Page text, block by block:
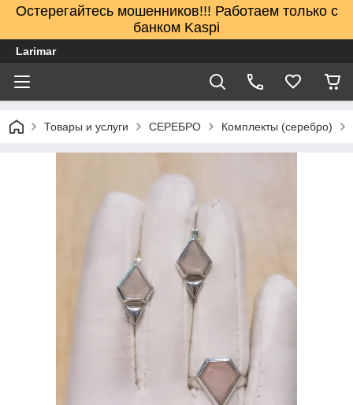
Остерегайтесь мошенников!!! Работаем только с
банком Kaspi
Larimar
Товары и услуги СЕРЕБРО Комплекты (серебро)